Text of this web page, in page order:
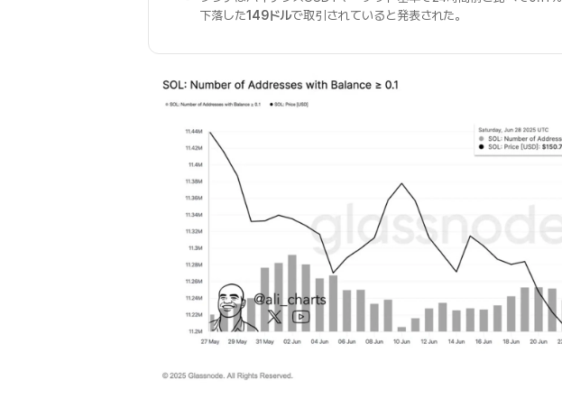
下落した149ドルで取引されていると発表された。